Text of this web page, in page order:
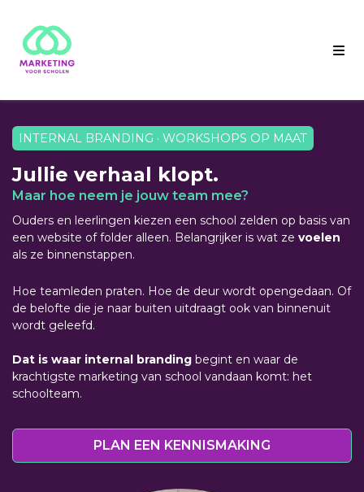
INTERNAL BRANDING · WORKSHOPS OP MAAT
Jullie verhaal klopt.
Maar hoe neem je jouw team mee?
Ouders en leerlingen kiezen een school zelden op basis van
een website of folder alleen. Belangrijker is wat ze voelen
als ze binnenstappen.
Hoe teamleden praten. Hoe de deur wordt opengedaan. Of
de belofte die je naar buiten uitdraagt ook van binnenuit
wordt geleefd.
Dat is waar internal branding begint en waar de
krachtigste marketing van school vandaan komt: het
schoolteam.
PLAN EEN KENNISMAKING